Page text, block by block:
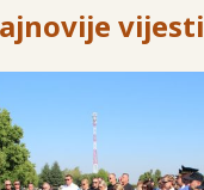
vijesti